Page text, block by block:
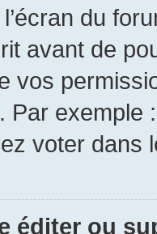
du
avant de
vos
Par exemple
voter dans
éditer ou